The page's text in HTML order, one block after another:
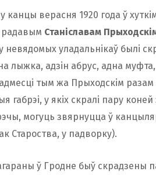
канцы верасня 1920 года ў
радавым Станіславам
невядомых уладальнікаў былі
лыжка, адзін абрус, адна
тым жа Прыходскім разам
у якіх скралі пару коней
могуць звярнуцца ў
Староства, у падворку).
ў Гродне быў скрадзены